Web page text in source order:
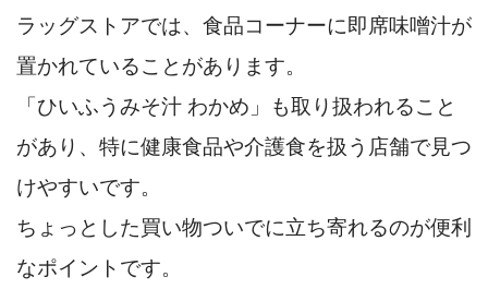
ラッグストアでは、食品コーナーに即席味噌汁が
置かれていることがあります。
「ひいふうみそ汁 わかめ」も取り扱われること
があり、特に健康食品や介護食を扱う店舗で見つ
けやすいです。
ちょっとした買い物ついでに立ち寄れるのが便利
なポイントです。